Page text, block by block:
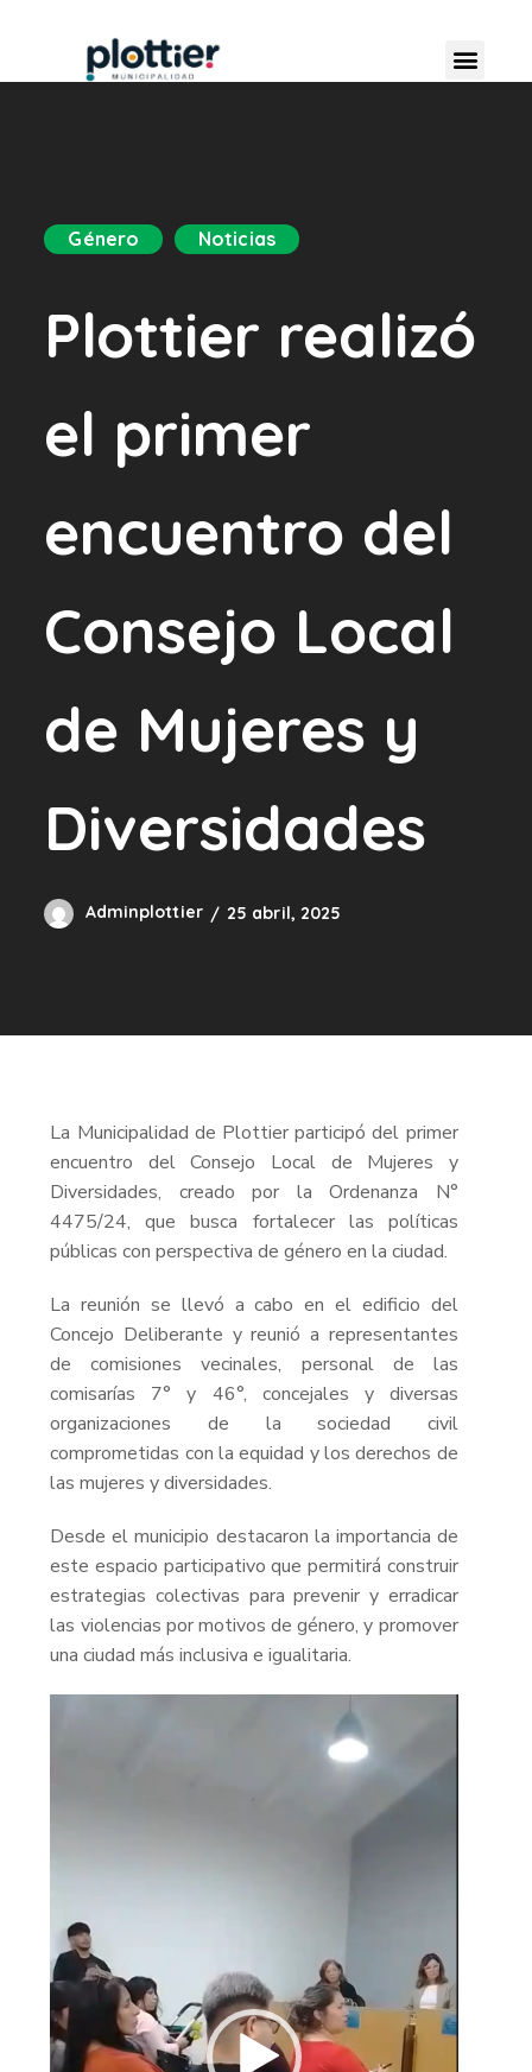
Género Noticias
Plottier realizó
el primer
encuentro del
Consejo Local
de Mujeres y
Diversidades
Adminplottier 25 abril, 2025
La Municipalidad de Plottier participó del primer
encuentro del Consejo Local de Mujeres y
Diversidades, creado por la Ordenanza N°
4475/24, que busca fortalecer las políticas
públicas con perspectiva de género en la ciudad.
La reunión se llevó a cabo en el edificio del
Concejo Deliberante y reunió a representantes
de comisiones vecinales, personal de las
comisarías 7° y 46°, concejales y diversas
organizaciones de la sociedad civil
comprometidas con la equidad y los derechos de
las mujeres y diversidades.
Desde el municipio destacaron la importancia de
este espacio participativo que permitirá construir
estrategias colectivas para prevenir y erradicar
las violencias por motivos de género, y promover
una ciudad más inclusiva e igualitaria.